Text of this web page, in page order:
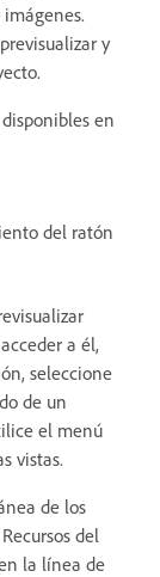
y
en
del ratón
a él,
seleccione
de un
el menú
vistas.
de los
del
la línea de